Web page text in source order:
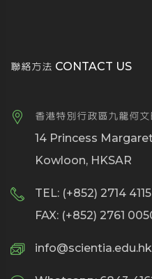
聯絡方法 CONTACT US
香港特別行政區九龍何
14 Princess
Kowloon, HKSAR
TEL: (+852) 2714 4115
FAX: (+852) 2761
info@scientia.edu.hk